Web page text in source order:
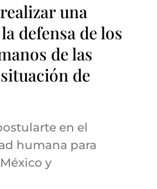
una
defensa de los
de las
de
en el
humana para
y